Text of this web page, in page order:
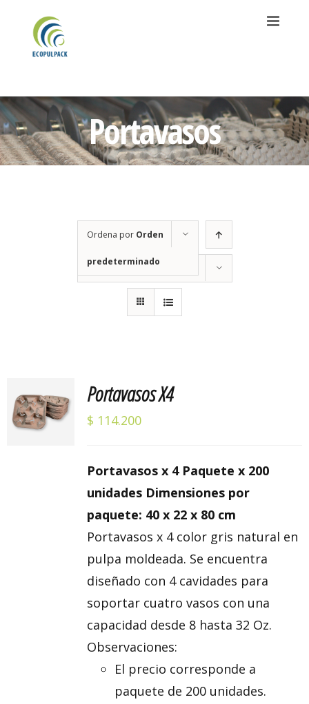
contenido
Portavasos
Ordena por Orden
predeterminado
Mostrar12 productos
con5.00de 5
AL
CARRITO
Portavasos X4
$ 114.200
Portavasos x 4 Paquete x 200
unidades Dimensiones por
paquete: 40 x 22 x 80 cm
Portavasos x 4 color gris natural en
pulpa moldeada. Se encuentra
diseñado con 4 cavidades para
soportar cuatro vasos con una
capacidad desde 8 hasta 32 Oz.
Observaciones:
El precio corresponde a
paquete de 200 unidades.